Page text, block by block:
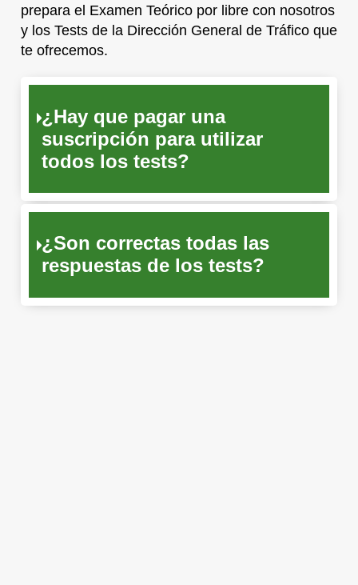
prepara el Examen Teórico por libre con nosotros
y los Tests de la Dirección General de Tráfico que
te ofrecemos.
¿Hay que pagar una
suscripción para utilizar
todos los tests?
¿Son correctas todas las
respuestas de los tests?